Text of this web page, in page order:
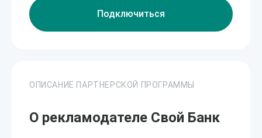
Подключиться
ОПИСАНИЕ ПАРТНЕРСКОЙ ПРОГРАММЫ
О рекламодателе Свой Банк